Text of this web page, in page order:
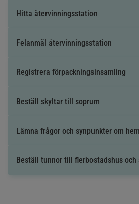
Hitta återvinningsstation
Felanmäl återvinningsstation
Registrera förpackningsinsamling
Beställ skyltar till soprum
Lämna frågor och synpunkter om
Beställ tunnor till flerbostadshus